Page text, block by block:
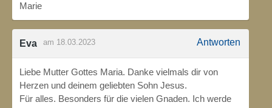
Marie
Eva am 18.03.2023 Antworten
Liebe Mutter Gottes Maria. Danke vielmals dir von
Herzen und deinem geliebten Sohn Jesus.
Für alles. Besonders für die vielen Gnaden. Ich werde